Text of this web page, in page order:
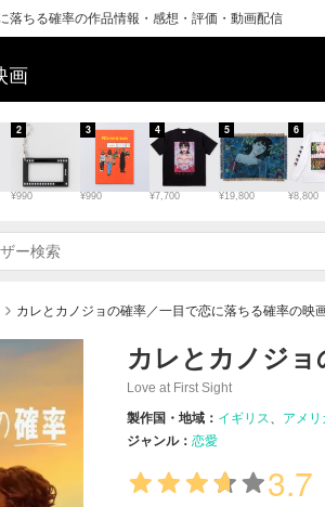
落ちる確率の作品情報・感想・評価・動画配信
画
¥990
2
¥990
3
¥7,700
4
¥19,800
5
¥8,800
6
カレとカノジョの確率／一目で恋に落ちる確率の映
カレとカノジョ
Love at First Sight
製作国・地域： イギリス アメリ
ジャンル： 恋愛
3.7